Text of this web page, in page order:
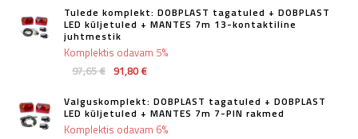
Tulede komplekt: DOBPLAST tagatuled + DOBPLAST
LED küljetuled + MANTES 7m 13-kontaktiline
juhtmestik
97,65 € 91,80 €
Komplektis odavam 5%
Valguskomplekt: DOBPLAST tagatuled + DOBPLAST
LED küljetuled + MANTES 7m 7-PIN rakmed
Komplektis odavam 6%